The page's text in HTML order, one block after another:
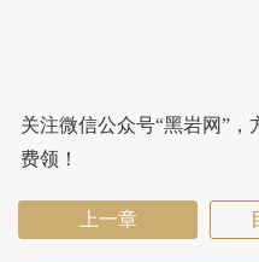
关注微信公众号“黑岩网”
费领！
上一章